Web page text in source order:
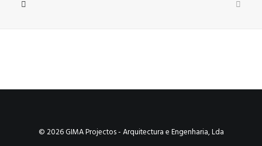
© 2026 GIMA Projectos - Arquitectura e Engenharia, Lda